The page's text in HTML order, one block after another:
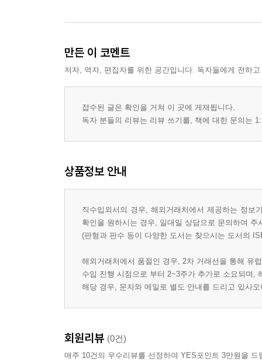
만든 이 코멘트
저자, 역자, 편집자를 위한 공간입니다. 독자들에게 전하
접수된 글은 확인을 거쳐 이 곳에 게재됩니다.
독자 분들의 리뷰는 리뷰 쓰기를, 책에 대한 문의는
상품정보 안내
직수입외서의 경우, 해외거래처에서 제공하는 정
확인을 원하시는 경우, 일대일 상담으로 문의하여 주
(판형과 판수 등이 다양한 도서는 찾으시는 도서의
해외거래처에서 품절인 경우, 2차 거래선을 통해 유
수입 진행 시점으로 부터 2~3주가 추가로 소요되며,
해당 경우, 문자와 메일로 별도 안내를 드리고 있사
회원리뷰 (0건)
매주 10건의 우수리뷰를 선정하여 YES포인트 3만원을 드